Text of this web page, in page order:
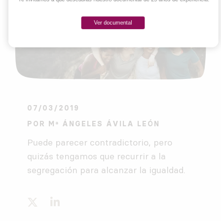
07/03/2019
POR
Mª ÁNGELES ÁVILA LEÓN
Puede parecer contradictorio, pero
quizás tengamos que recurrir a la
segregación para alcanzar la igualdad.
Ver documental